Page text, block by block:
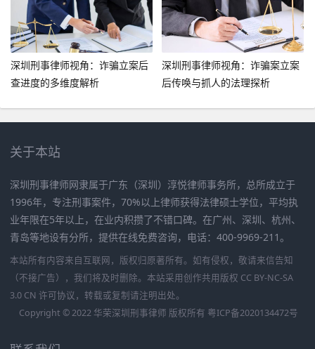
深圳刑事律师视角：诈骗立案后
查进度的多维度解析
深圳刑事律师视角：诈骗案立案
后传唤与抓人的法理探析
关于本站
深圳刑事律师网隶属于广东（深圳）淳悦律师事务所，总所成立于
1996年，专注刑事案件，70%以上律师获得法律硕士学位，平均执
业年限在5年以上，在业内积攒了不错口碑。在广州、深圳、杭州、
青岛等地设有分所，提供在线免费咨询，电话：400-9969-211。
本站所有内容来自互联网，版权归原著所有。如有侵权，敬请来信告知
（不接广告），我们将及时删除。本站采用创作共用版权 CC BY-NC-SA
3.0 CN 许可协议，转载或复制请注明出处。
Copyright © 2022 华荣深圳刑事律师 版权所有 粤ICP备2020134472号